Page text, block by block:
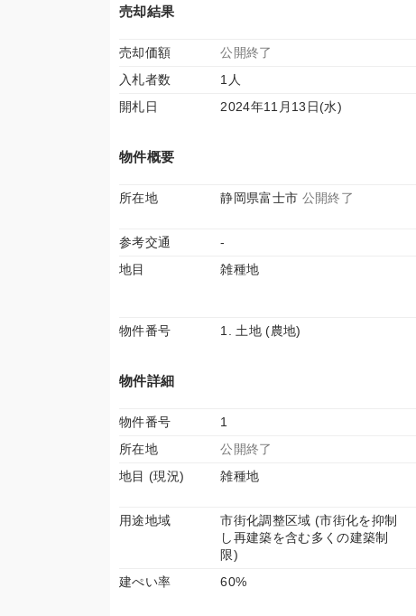
売却結果
売却価額 公開終了
入札者数
1人
開札日
2024年11月13日(水)
物件概要
所在地 静岡県富士市 公開終了
参考交通
-
地目
雑種地
物件番号
1. 土地 (農地)
物件詳細
物件番号 1
所在地
公開終了
地目 (現況)
雑種地
用途地域
市街化調整区域 (市街化を抑制
し再建築を含む多くの建築制
限)
建ぺい率 60%